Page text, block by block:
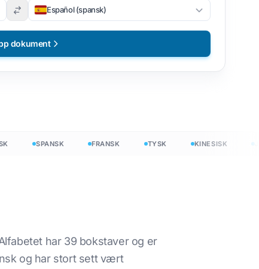
Español (spansk)
dokument
SPANSK FRANSK TYSK KINESISK
har 39 bokstaver og er
og har stort sett vært